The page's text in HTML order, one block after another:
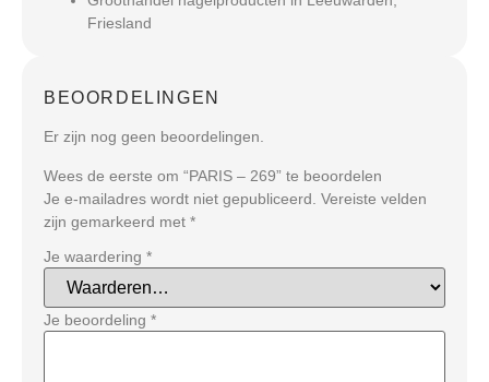
Friesland
BEOORDELINGEN
Er zijn nog geen beoordelingen.
Wees de eerste om “PARIS – 269” te beoordelen
Je e-mailadres wordt niet gepubliceerd. Vereiste velden
zijn gemarkeerd met *
Je waardering *
Je beoordeling *